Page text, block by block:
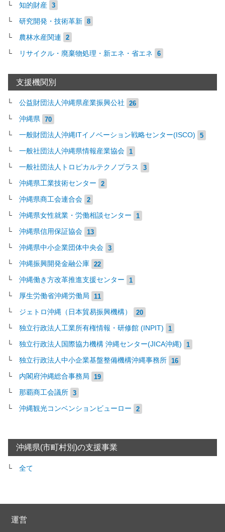
知的財産 3
研究開発・技術革新 8
農林水産関連 2
リサイクル・廃棄物処理・新エネ・省エネ 6
支援機関別
公益財団法人沖縄県産業振興公社 26
沖縄県 70
一般財団法人沖縄ITイノベーション戦略センター(ISCO) 5
一般社団法人沖縄県情報産業協会 1
一般社団法人トロピカルテクノプラス 3
沖縄県工業技術センター 2
沖縄県商工会連合会 2
沖縄県女性就業・労働相談センター 1
沖縄県信用保証協会 13
沖縄県中小企業団体中央会 3
沖縄振興開発金融公庫 22
沖縄働き方改革推進支援センター 1
厚生労働省沖縄労働局 11
ジェトロ沖縄（日本貿易振興機構） 20
独立行政法人工業所有権情報・研修館 (INPIT) 1
独立行政法人国際協力機構 沖縄センター(JICA沖縄) 1
独立行政法人中小企業基盤整備機構沖縄事務所 16
内閣府沖縄総合事務局 19
那覇商工会議所 3
沖縄観光コンベンションビューロー 2
沖縄県(市町村別)の支援事業
全て
運営